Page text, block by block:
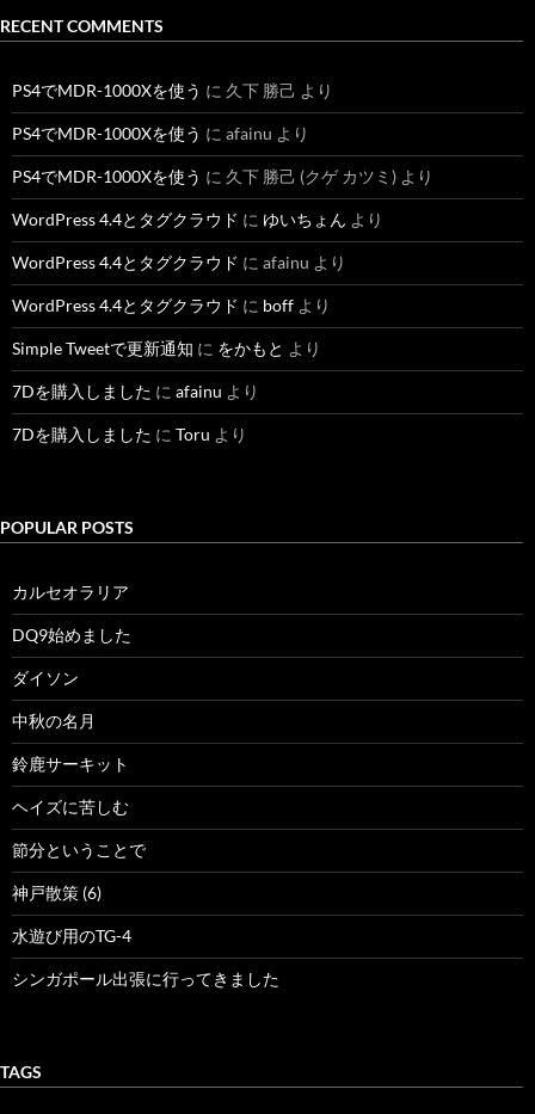
RECENT COMMENTS
PS4でMDR-1000Xを使う に 久下 勝己 より
PS4でMDR-1000Xを使う に afainu より
PS4でMDR-1000Xを使う に 久下 勝己 (クゲ カツミ) より
WordPress 4.4とタグクラウド に ゆいちょん より
WordPress 4.4とタグクラウド に afainu より
WordPress 4.4とタグクラウド に boff より
Simple Tweetで更新通知 に をかもと より
7Dを購入しました に afainu より
7Dを購入しました に Toru より
POPULAR POSTS
カルセオラリア
DQ9始めました
ダイソン
中秋の名月
鈴鹿サーキット
ヘイズに苦しむ
節分ということで
神戸散策 (6)
水遊び用のTG-4
シンガポール出張に行ってきました
TAGS